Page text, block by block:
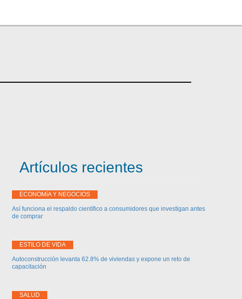
Artículos recientes
ECONOMíA Y NEGOCIOS
Así funciona el respaldo científico a consumidores que investigan antes
de comprar
ESTILO DE VIDA
Autoconstrucción levanta 62.8% de viviendas y expone un reto de
capacitación
SALUD